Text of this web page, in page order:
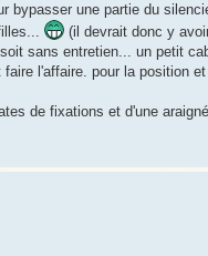
bypasser une partie du
(il devrait donc y
sans entretien... un petit
l'affaire. pour la position
de fixations et d'une